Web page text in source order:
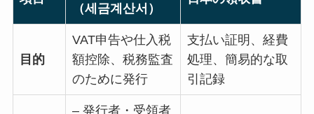
（세금계산서）
目的
VAT申告や仕入税
額控除、税務監査
のために発行
支払い証明、経費
処理、簡易的な取
引記録
– 発行者・受領者